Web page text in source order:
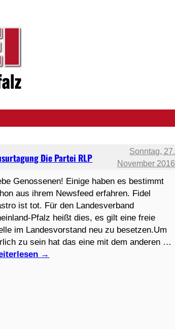
Die Partei RLP
Sonntag, 27.
November 2016
Genossenen! Einige haben es bestimmt
aus ihrem Newsfeed erfahren. Fidel
ist tot. Für den Landesverband
Pfalz heißt dies, es gilt eine freie
im Landesvorstand neu zu besetzen.Um
zu sein hat das eine mit dem anderen …
→